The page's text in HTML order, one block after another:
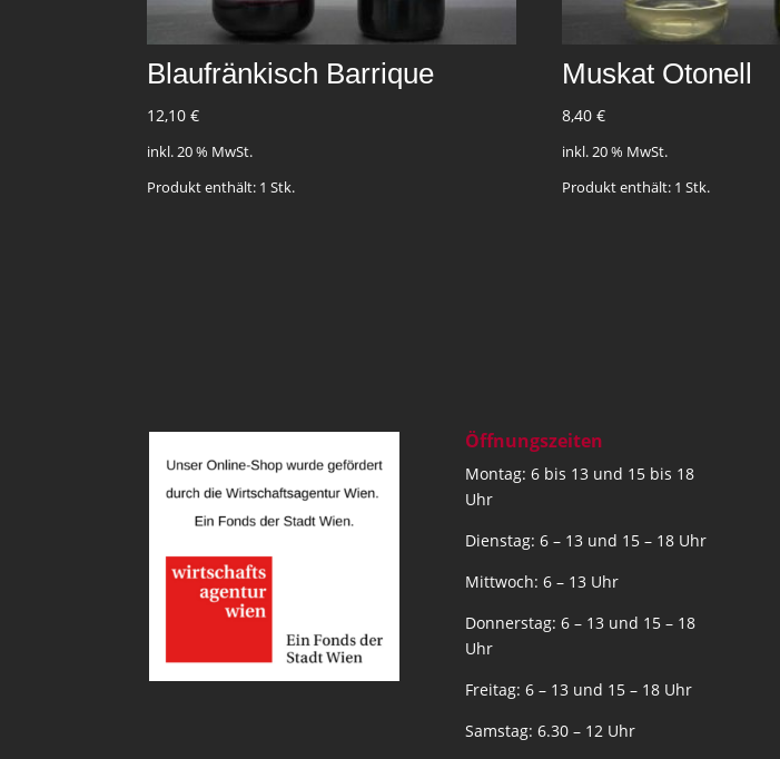
Blaufränkisch Barrique
12,10 €
inkl. 20 % MwSt.
Produkt enthält: 1 Stk.
Muskat Otonell
8,40€
inkl. 20 % MwSt.
Produkt enthält: 1Stk.
Öffnungszeiten
Montag: 6 bis 13 und 15 bis 18
Uhr
Dienstag: 6 – 13 und 15 – 18 Uhr
Mittwoch: 6 – 13 Uhr
Donnerstag: 6 – 13 und 15 – 18
Uhr
Freitag: 6 – 13 und 15 – 18 Uhr
Samstag: 6.30 – 12 Uhr